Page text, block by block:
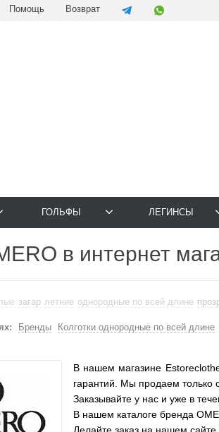
Помощь Возврат
ГОЛЬФЫ ЛЕГИНСЫ
в интернет
загар летние однородные по всей длине
Бренды Колготки однородные по всей длине
В нашем магазине
гарантий. Мы продаем только
Заказывайте у нас и уже в
В нашем каталоге бренда